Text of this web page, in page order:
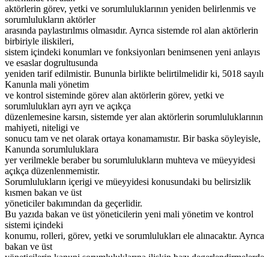
aktörlerin görev, yetki ve sorumluluklarının yeniden belirlenmis ve
sorumlulukların aktörler
arasında paylastırılmıs olmasıdır. Ayrıca sistemde rol alan aktörlerin
birbiriyle iliskileri,
sistem içindeki konumları ve fonksiyonları benimsenen yeni anlayıs
ve esaslar dogrultusunda
yeniden tarif edilmistir. Bununla birlikte belirtilmelidir ki, 5018 sayılı
Kanunla mali yönetim
ve kontrol sisteminde görev alan aktörlerin görev, yetki ve
sorumlulukları ayrı ayrı ve açıkça
düzenlemesine karsın, sistemde yer alan aktörlerin sorumluluklarının
mahiyeti, niteligi ve
sonucu tam ve net olarak ortaya konamamıstır. Bir baska söyleyisle,
Kanunda sorumluluklara
yer verilmekle beraber bu sorumlulukların muhteva ve müeyyidesi
açıkça düzenlenmemistir.
Sorumlulukların içerigi ve müeyyidesi konusundaki bu belirsizlik
kısmen bakan ve üst
yöneticiler bakımından da geçerlidir.
Bu yazıda bakan ve üst yöneticilerin yeni mali yönetim ve kontrol
sistemi içindeki
konumu, rolleri, görev, yetki ve sorumlulukları ele alınacaktır. Ayrıca
bakan ve üst